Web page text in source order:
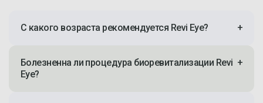
С какого возраста рекомендуется Revi Eye? +
Болезненна ли процедура биоревитализации Revi
Eye?
+